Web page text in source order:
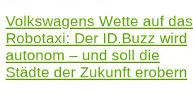
Volkswagens Wette auf das
Robotaxi: Der ID.Buzz wird
autonom – und soll die
Städte der Zukunft erobern